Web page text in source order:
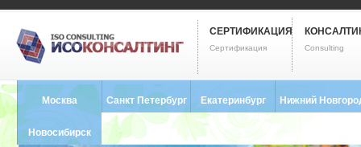
СЕРТИФИКАЦИЯ
Сертификация Consulting
Москва Санкт Петербург
8 (812) 748-2493
Екатеринбург
8 (343) 237-2593
Нижний
Новосибирск